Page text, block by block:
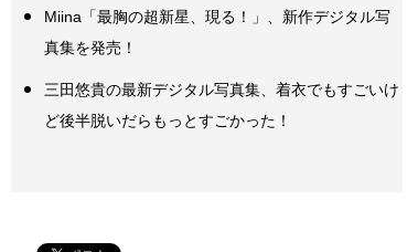
Miina「最胸の超新星、現る！」、新作デジタル写
真集を発売！
三田悠貴の最新デジタル写真集、着衣でもすごいけ
ど後半脱いだらもっとすごかった！